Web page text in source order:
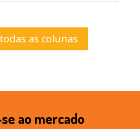
as colunas
ao mercado